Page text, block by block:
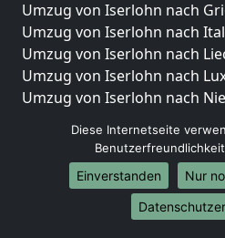
Umzug von Iserlohn nach
Umzug von Iserlohn nach
Umzug von Iserlohn nach
Umzug von Iserlohn nach
Umzug von Iserlohn nach
Umzüge-
Umzug von Iserlohn nach
Umzug von Iserlohn nach
Diese Internetseite
Einverstanden
Nur